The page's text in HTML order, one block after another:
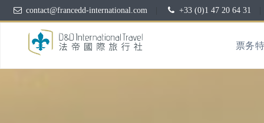
contact@francedd-international.com +33 (0)1 47 20 64 31
票务